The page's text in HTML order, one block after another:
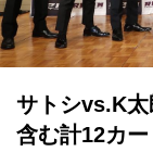
サトシvs.K
含む計12カ